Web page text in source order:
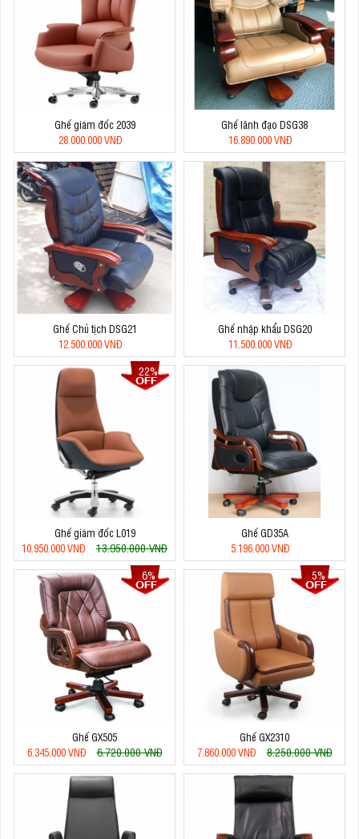
Ghế giám đốc 2039
28.000.000 VNĐ
Ghế lãnh đạo DSG38
16.890.000 VNĐ
Ghế Chủ tịch DSG21
12.500.000 VNĐ
Ghế nhập khẩu DSG20
11.500.000 VNĐ
22%
Ghế giám đốc L019
10.950.000 VNĐ
13.950.000 VNĐ
Ghế GD35A
5.196.000 VNĐ
6%
Ghế GX505
6.345.000 VNĐ
6.720.000 VNĐ
5%
Ghế GX2310
7.860.000 VNĐ
8.250.000 VNĐ